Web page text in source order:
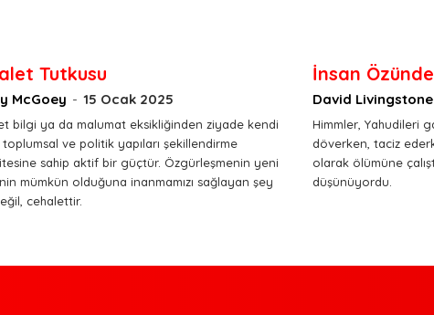
Tutkusu
McGoey - 15 Ocak 2025
bilgi ya da malumat eksikliğinden ziyade kendi
ve politik yapıları şekillendirme
sahip aktif bir güçtür. Özgürleşmenin yeni
mümkün olduğuna inanmamızı sağlayan şey
cehalettir.
İnsan
David
Himmler, Yahudileri
döverken, taciz
olarak ölümüne
düşünüyordu.